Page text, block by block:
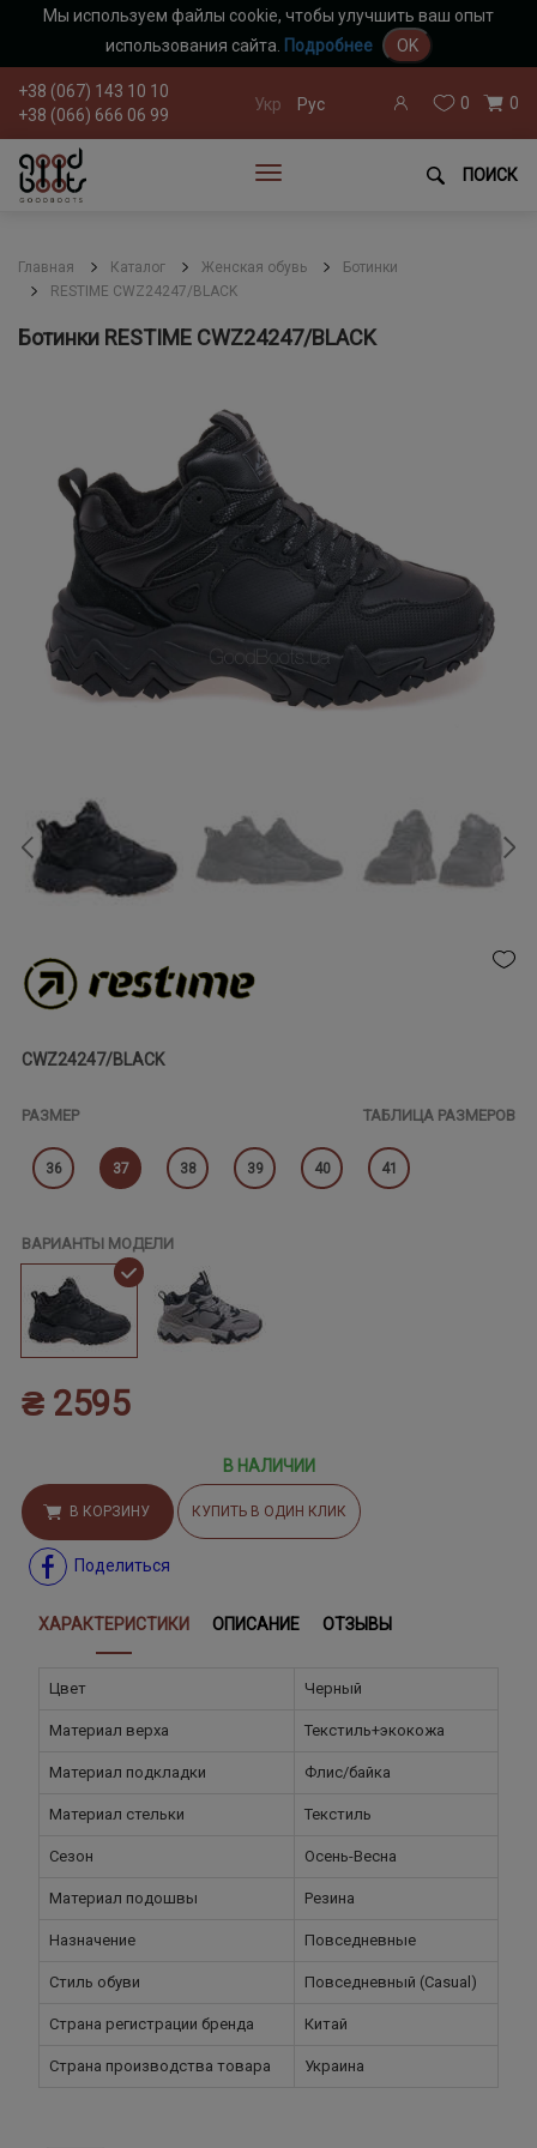
Мы используем файлы cookie, чтобы улучшить ваш опыт
использования сайта. Подробнее OK
+38 (067) 143 10 10
+38 (066) 666 06 99
Укр Рус 0 0
ПОИСК
Главная Каталог Женская обувь
Ботинки
RESTIME CWZ24247/BLACK
Ботинки RESTIME CWZ24247/BLACK
CWZ24247/BLACK
РАЗМЕР ТАБЛИЦА РАЗМЕРОВ
36 37 38 39 40 41
ВАРИАНТЫ МОДЕЛИ
₴ 2595
В НАЛИЧИИ
В КОРЗИНУ КУПИТЬ В ОДИН КЛИК
Поделиться
ХАРАКТЕРИСТИКИ ОПИСАНИЕ ОТЗЫВЫ
Цвет Черный
Материал верха Текстиль+экокожа
Материал подкладки Флис/байка
Материал стельки Текстиль
Сезон Осень-Весна
Материал подошвы Резина
Назначение Повседневные
Стиль обуви Повседневный (Casual)
Страна регистрации бренда Китай
Страна производства товара Украина